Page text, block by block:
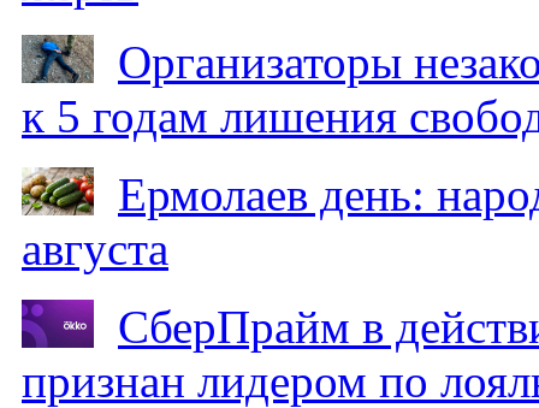
Организаторы
к 5 годам лишения
Ермолаев день:
августа
СберПрайм в
признан лидером по